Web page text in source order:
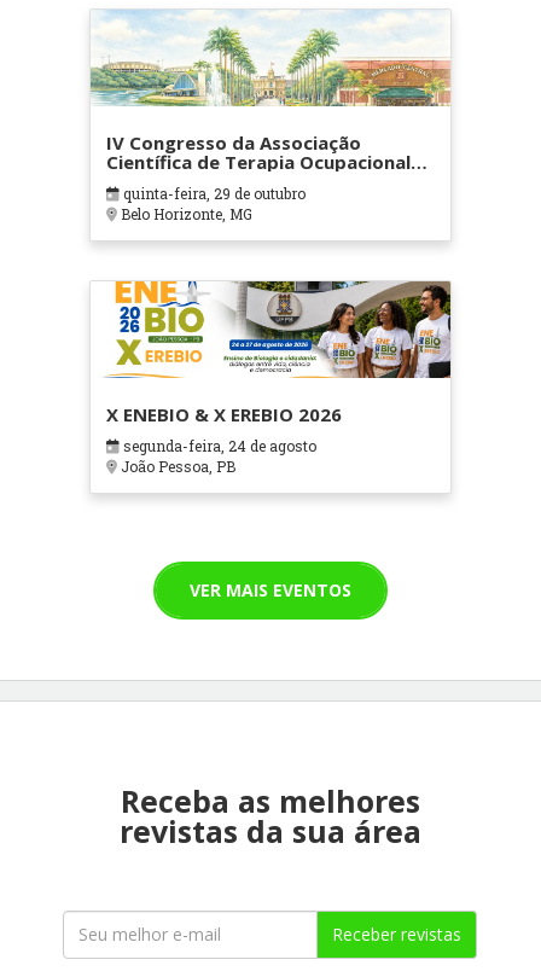
IV Congresso da Associação
Científica de Terapia Ocupacional
em Contextos Hospitalares e
Cuidados Paliativos - ATOHOSP
quinta-feira, 29 de outubro
Belo Horizonte, MG
X ENEBIO & X EREBIO 2026
segunda-feira, 24 de agosto
João Pessoa, PB
VER MAIS EVENTOS
Receba as melhores
revistas da sua área
Receber revistas